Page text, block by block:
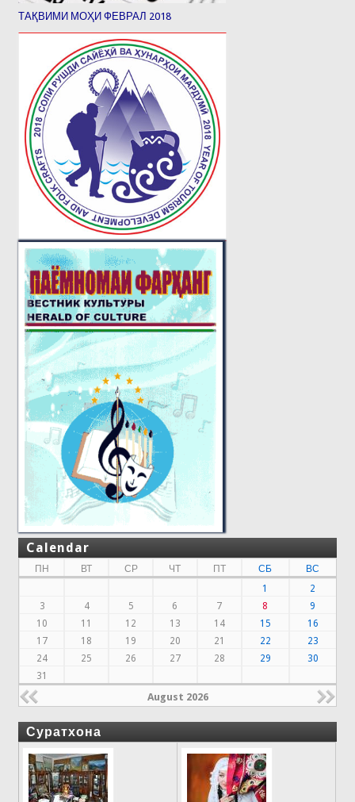
ТАҚВИМИ МОҲИ ФЕВРАЛ 2018
Calendar
ПН ВТ СР ЧТ ПТ СБ
ВС
1
2
3
4 5 6 7 8
9
10
11 12 13 14 15
16
17
18 19 20 21 22
23
24
25 26 27 28 29
30
31
August 2026
Суратхона